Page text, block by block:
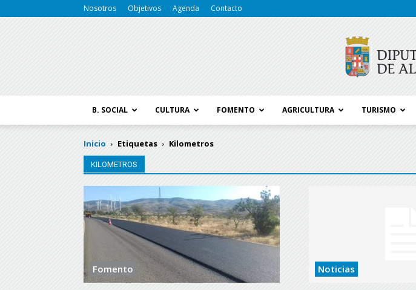
Nosotros Objetivos Agenda Contacto
B. SOCIAL CULTURA FOMENTO AGRICULTURA TURISMO
Inicio Etiquetas Kilometros
KILOMETROS
Fomento Noticias